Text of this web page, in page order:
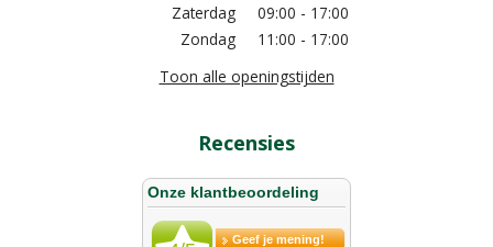
Zaterdag
09:00 - 17:00
Zondag
11:00 - 17:00
Toon alle openingstijden
Recensies